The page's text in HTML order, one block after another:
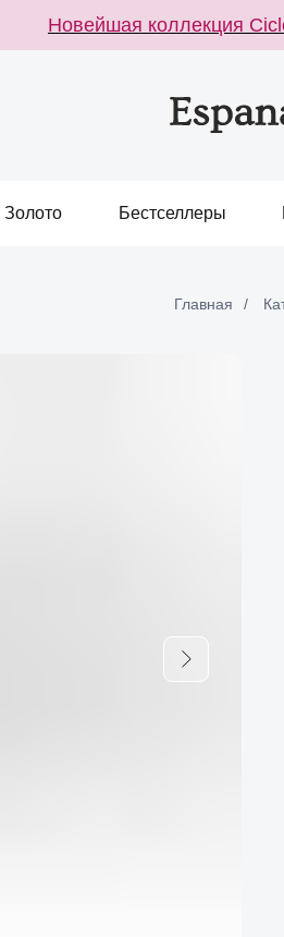
Новейшая коллекция
Золото Бестселлеры
Главная /